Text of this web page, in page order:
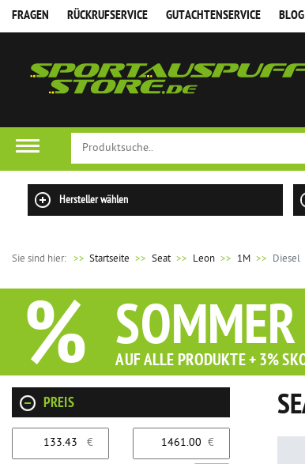
FILTER
FRAGEN RÜCKRUFSERVICE GUTACHTENSERVICE BLOG
Hersteller wählen
Sie sind hier: >> Startseite Seat Leon 1M Diesel
% AUF ALLE PRODUKTE + 3%
PREIS
€ €